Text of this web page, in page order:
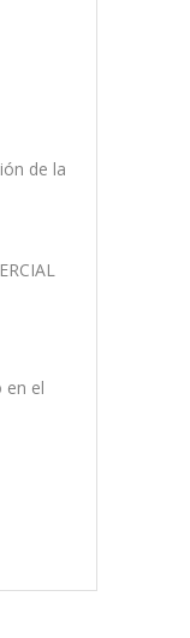
de la
en el